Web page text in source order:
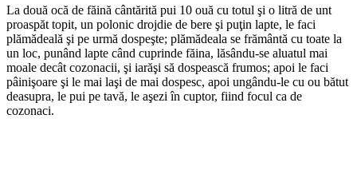
La două ocă de făină cântărită pui 10 ouă cu totul şi o litră de unt
proaspăt topit, un polonic drojdie de bere şi puţin lapte, le faci
plămădeală şi pe urmă dospeşte; plămădeala se frământă cu toate la
un loc, punând lapte când cuprinde făina, lăsându-se aluatul mai
moale decât cozonacii, şi iarăşi să dospească frumos; apoi le faci
pâinişoare şi le mai laşi de mai dospesc, apoi ungându-le cu ou bătut
deasupra, le pui pe tavă, le aşezi în cuptor, fiind focul ca de
cozonaci.